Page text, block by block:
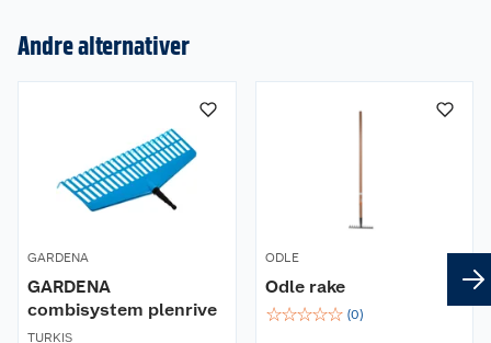
Andre alternativer
GARDENA
GARDENA
combisystem plenrive
TURKIS
ODLE
Odle rake
☆☆☆☆☆ (0)
Kontakt oss
Retur- og angrerett
Reklamasjon
Om oss
Våre merkevarer
Våre kjeder
Kjøpsvilkår
Personvern
Lavprisløfte
Hageinspirasjon
Oppussing med utemaling